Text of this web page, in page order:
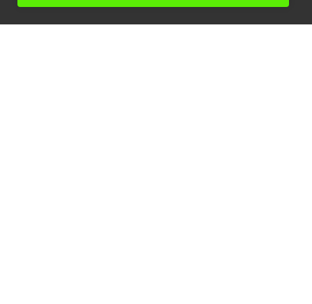
Mantenemos ascensores detodas las
marcasy modelos desde hace 50